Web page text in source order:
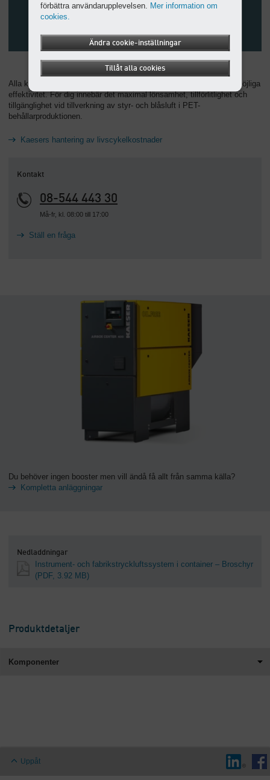
Alla komponenter är noggrant avstämda mot varandra för högsta möjliga
effektivitet. För dig innebär det maximal lönsamhet, tillförlitlighet och
tillgänglighet vid tillverkning av styr- och blåsluft i PET-
behållarproduktionen.
Kaesers hantering av livscykelkostnader
Kontakt
08-544 443 30
Må-fr, kl. 08:00 till 17:00
Ställ en fråga
Du behöver ingen booster men vill ändå få allt från samma källa?
Kompletta anläggningar
Nedladdningar
Instrument- och fabrikstryckluftssystem i container – Broschyr
(PDF, 3.92 MB)
Produktdetaljer
Komponenter
Uppåt
förbättra användarupplevelsen. Mer information om
cookies.
Ändra cookie-inställningar
Tillåt alla cookies